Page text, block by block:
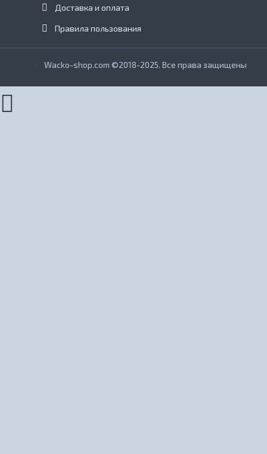
Доставка и оплата
Правила пользования
Wacko-shop.com ©2018-2025. Все права защищены